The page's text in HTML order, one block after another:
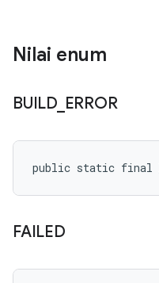
Nilai enum
BUILD_ ERROR
public static final
FAILED